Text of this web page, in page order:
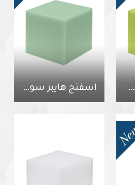
اسفنج سوبر سوفت 40 اسفنج هايبر سوفت 40